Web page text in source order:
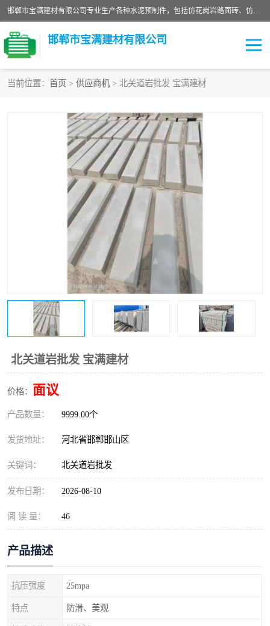
邯郸市宝满建材有限公司专业生产各种水泥预制件，包括仿花岗岩路面砖、仿花岗岩人行道砖、仿花岗岩路侧石、烧结砖、植草砖、码头砖连锁块、仿花岗岩路侧石、沙井盖、水泥盖板等各种水泥制品
邯郸市宝满建材有限公司
当前位置： 首页 > 供应商机 > 北关道岩批发 宝满建材
北关道岩批发 宝满建材
价格： 面议
产品数量： 9999.00个
发货地址： 河北省邯郸邯山区
关键词： 北关道岩批发
发布日期： 2026-08-10
阅 读 量： 46
产品描述
抗压强度 25mpa
特点 防滑、美观
混凝土路沿石
便道砖
花岗岩路岩石 盲道砖
pc仿石砖